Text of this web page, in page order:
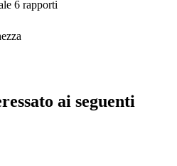
6 rapporti
ai seguenti